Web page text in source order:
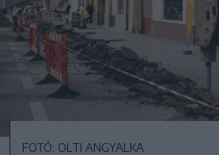
FOTÓ: OLTI ANGYALKA